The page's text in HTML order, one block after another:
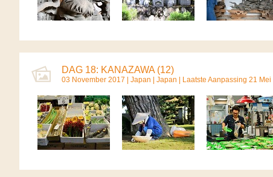
DAG 18: KANAZAWA (12)
03 November 2017 | Japan Japan | Laatste Aanpassing 21